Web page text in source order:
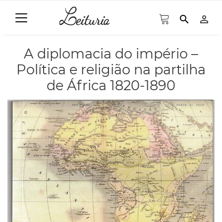
search person_outline
A diplomacia do império –
Política e religião na partilha
de África 1820-1890